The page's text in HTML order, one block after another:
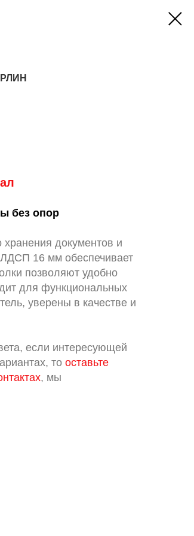
без опор
документов и
16 мм обеспечивает
позволяют удобно
для функциональных
уверены в качестве и
если интересующей
то оставьте
, мы